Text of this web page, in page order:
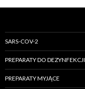
SARS-COV-2
PREPARATY DO DEZYNFEKCJI
PREPARATY MYJĄCE